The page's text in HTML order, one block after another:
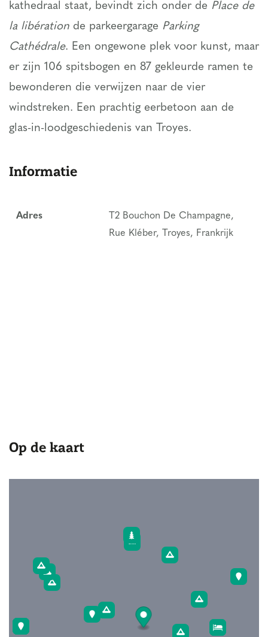
kathedraal staat, bevindt zich onder de Place de
la libération de parkeergarage Parking
Cathédrale. Een ongewone plek voor kunst, maar
er zijn 106 spitsbogen en 87 gekleurde ramen te
bewonderen die verwijzen naar de vier
windstreken. Een prachtig eerbetoon aan de
glas-in-loodgeschiedenis van Troyes.
Informatie
Adres
T2 Bouchon De Champagne,
Rue Kléber, Troyes, Frankrijk
Op de kaart